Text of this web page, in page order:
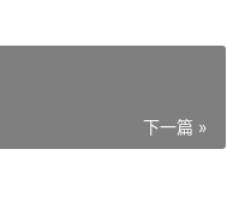
下一篇 »